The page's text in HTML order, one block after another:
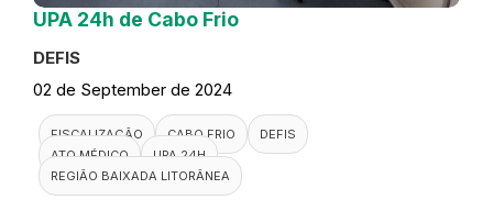
UPA 24h de Cabo Frio
DEFIS
02 de September de 2024
FISCALIZAÇÃO CABO FRIO
DEFIS
ATO MÉDICO
UPA 24H
REGIÃO BAIXADA LITORÂNEA